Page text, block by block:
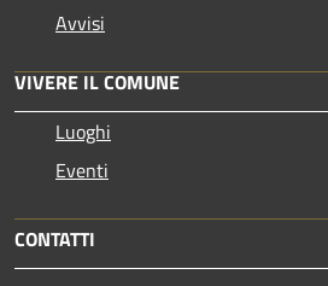
Avvisi
VIVERE IL COMUNE
Luoghi
Eventi
CONTATTI